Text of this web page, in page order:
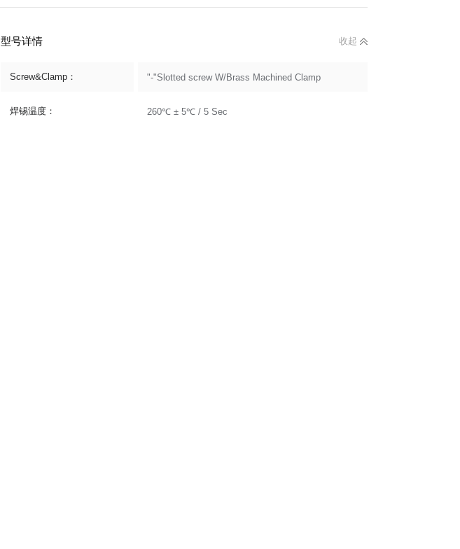
型号详情 收起
Screw&Clamp： "-"Slotted screw W/Brass Machined Clamp
焊锡温度： 260℃ ± 5℃ / 5 Sec